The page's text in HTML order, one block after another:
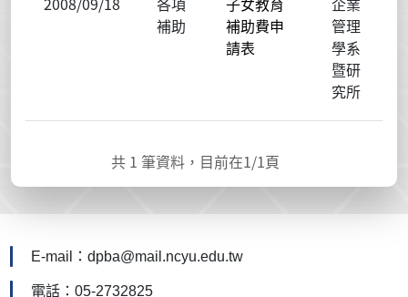
補助
補助費申
請表
管理
學系
暨研
究所
共 1 筆資料，目前在1/1頁
E-mail：dpba@mail.ncyu.edu.tw
電話：05-2732825